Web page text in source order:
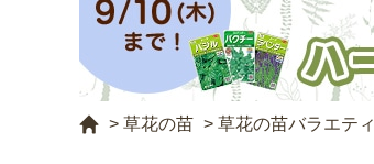
> 草花の苗 > 草花の苗バラエティ